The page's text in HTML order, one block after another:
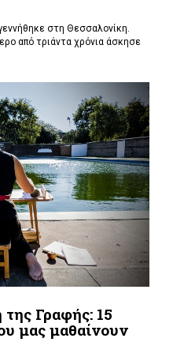
στη Θεσσαλονίκη.
από τριάντα χρόνια άσκησε
Γραφής: 15
μας μαθαίνουν